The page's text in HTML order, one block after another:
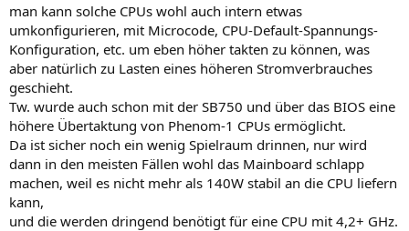
man kann solche CPUs wohl auch intern etwas
umkonfigurieren, mit Microcode, CPU-Default-Spannungs-
Konfiguration, etc. um eben höher takten zu können, was
aber natürlich zu Lasten eines höheren Stromverbrauches
geschieht.
Tw. wurde auch schon mit der SB750 und über das BIOS eine
höhere Übertaktung von Phenom-1 CPUs ermöglicht.
Da ist sicher noch ein wenig Spielraum drinnen, nur wird
dann in den meisten Fällen wohl das Mainboard schlapp
machen, weil es nicht mehr als 140W stabil an die CPU liefern
kann,
und die werden dringend benötigt für eine CPU mit 4,2+ GHz.